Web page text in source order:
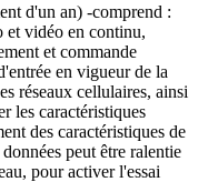
d'un an) -comprend :
et vidéo en continu,
et commande
en vigueur de la
réseaux cellulaires, ainsi
les caractéristiques
des caractéristiques de
peut être ralentie
pour activer l'essai